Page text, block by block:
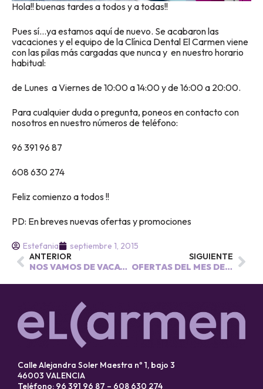
Hola!! buenas tardes a todos y a todas!!
Pues sí…ya estamos aquí de nuevo. Se acabaron las
vacaciones y el equipo de la Clínica Dental El Carmen viene
con las pilas más cargadas que nunca y en nuestro horario
habitual:
de Lunes a Viernes de 10:00 a 14:00 y de 16:00 a 20:00.
Para cualquier duda o pregunta, poneos en contacto con
nosotros en nuestro números de teléfono:
96 391 96 87
608 630 274
Feliz comienzo a todos !!
PD: En breves nuevas ofertas y promociones
Estefania
septiembre 1, 2015
ANTERIOR
NOS VAMOS DE VACACIONES!!!
SIGUIENTE
OFERTAS DEL MES DE SEPTIEMBRE
Calle Alejandra Soler Maestra nº 1, bajo 3
46003 VALENCIA
Teléfono: 96 391 96 87 – 608 630 274